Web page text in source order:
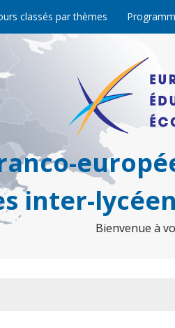
classés par thèmes
inter-
Bienvenue à